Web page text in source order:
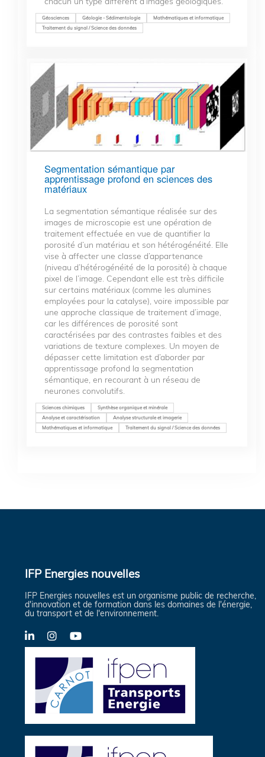
Géosciences Géologie - Sédimentologie
Mathématiques et informatique
Traitement du signal / Science des données
Segmentation sémantique par
apprentissage profond en sciences des
matériaux
La segmentation sémantique réalisée sur des
images de microscopie est une opération de
traitement effectuée en vue de quantifier la
porosité d’un matériau et son hétérogénéité. Elle
vise à affecter une classe d’appartenance
(niveau d’hétérogénéité de la porosité) à chaque
pixel de l’image. Cependant elle est très difficile
sur certains matériaux (comme les alumines
employées pour la catalyse), voire impossible par
une approche classique de traitement d’image,
car les différences de porosité sont
caractérisées par des contrastes faibles et des
variations de texture complexes. Un moyen de
dépasser cette limitation est d’aborder par
apprentissage profond la segmentation
sémantique, en recourant à un réseau de
neurones convolutifs.
Sciences chimiques
Synthèse organique et minérale
Analyse et caractérisation
Analyse structurale et imagerie
Mathématiques et informatique
Traitement du signal / Science des données
IFP Energies nouvelles
IFP Energies nouvelles est un organisme public de recherche,
d'innovation et de formation dans les domaines de l'énergie,
du transport et de l'environnement.
LinkedInInstagramYouTube